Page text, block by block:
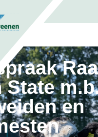
State
en